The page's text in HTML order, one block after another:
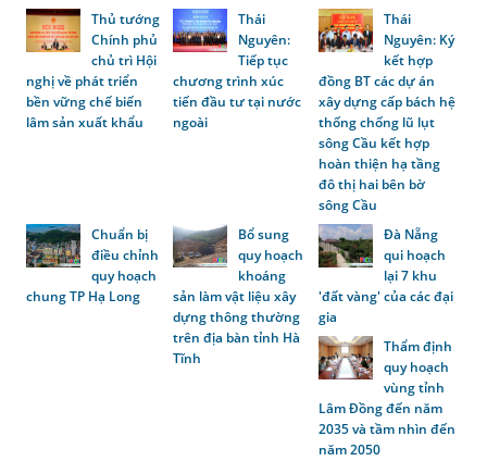
Thủ tướng
Chính phủ
chủ trì Hội
nghị về phát triển
bền vững chế biến
lâm sản xuất khẩu
Thái
Nguyên:
Tiếp tục
chương trình xúc
tiến đầu tư tại nước
ngoài
Thái
Nguyên: Ký
kết hợp
đồng BT các dự án
xây dựng cấp bách hệ
thống chống lũ lụt
sông Cầu kết hợp
hoàn thiện hạ tầng
đô thị hai bên bờ
sông Cầu
Chuẩn bị
điều chỉnh
quy hoạch
chung TP Hạ Long
Bổ sung
quy hoạch
khoáng
sản làm vật liệu xây
dựng thông thường
trên địa bàn tỉnh Hà
Tĩnh
Đà Nẵng
qui hoạch
lại 7 khu
'đất vàng' của các đại
gia
Thẩm định
quy hoạch
vùng tỉnh
Lâm Đồng đến năm
2035 và tầm nhìn đến
năm 2050